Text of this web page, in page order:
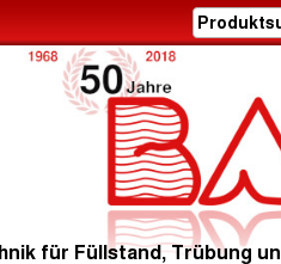
für Füllstand, Trübung